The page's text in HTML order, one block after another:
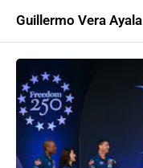
Guillermo Vera Ayala